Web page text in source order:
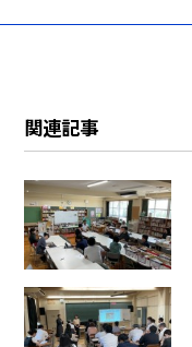
関連記事